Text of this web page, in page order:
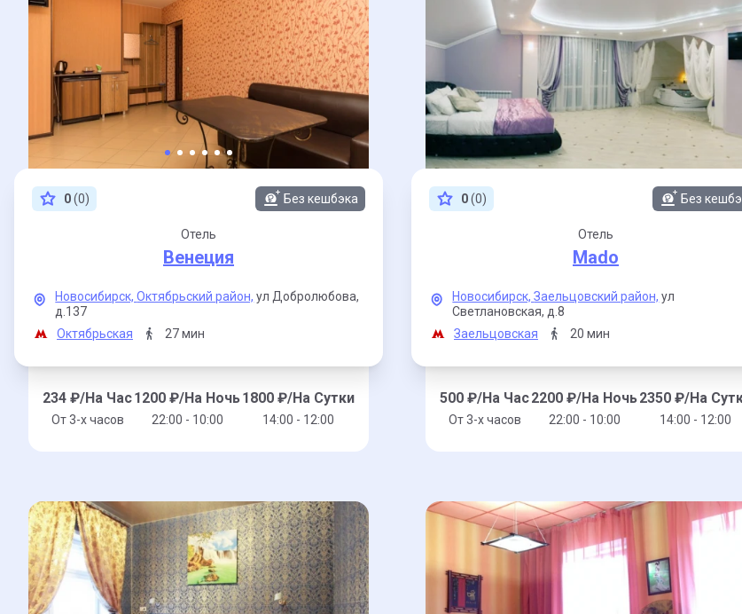
0(0) Без кешбэка
Отель
Венеция
Новосибирск,Октябрьский район, ул Добролюбова,
д.137
Октябрьская
27 мин
234 ₽/На Час
От 3-x часов
1200 ₽/На Ночь
22:00 - 10:00
1800 ₽/На Сутки
14:00 - 12:00
0(0) Без
Отель
Mado
Новосибирск,Заельцовский район, ул
Светлановская, д.8
Заельцовская
20 мин
500 ₽/На Час
От 3-x часов
2200 ₽/На Ночь
22:00 - 10:00
2350 ₽/На
14:00 - 12:00